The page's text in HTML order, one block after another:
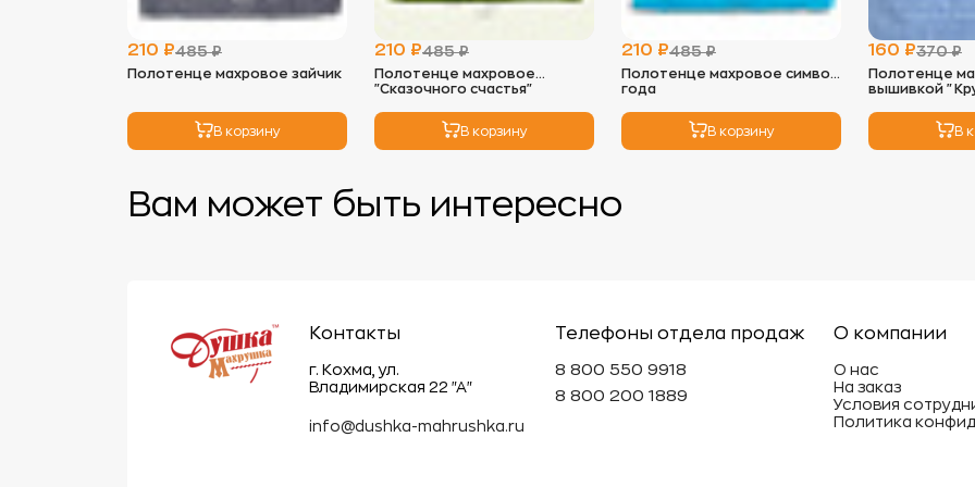
-
солнечных
-
можно
низких
мягкость
избежать
- Не
вещи под
может
Эти
210 ₽485 ₽
Полотенце махровое зайчик
В корзину
210 ₽485 ₽
Полотенце махровое
"Сказочного счастья"
В корзину
210 ₽485 ₽
Полотенце махровое символ
года
В корзину
160 ₽370 ₽
Полотенце
вышивкой
В
Вам может быть интересно
Контакты
г. Кохма, ул.
Владимирская 22 "А"
info@dushka-mahrushka.ru
Телефоны отдела продаж
8 800 550 9918
8 800 200 1889
О компании
О нас
На заказ
Условия
Политика